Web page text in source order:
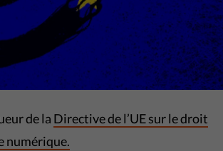
de la Directive de l’UE sur le droit
numérique.